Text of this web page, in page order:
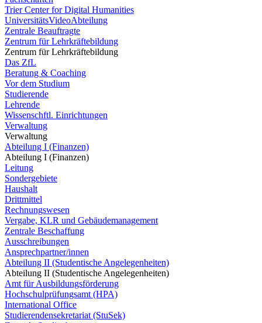
Trier Center for Digital Humanities
UniversitätsVideoAbteilung
Zentrale Beauftragte
Zentrum für Lehrkräftebildung
Zentrum für Lehrkräftebildung
Das ZfL
Beratung & Coaching
Vor dem Studium
Studierende
Lehrende
Wissenschftl. Einrichtungen
Verwaltung
Verwaltung
Abteilung I (Finanzen)
Abteilung I (Finanzen)
Leitung
Sondergebiete
Haushalt
Drittmittel
Rechnungswesen
Vergabe, KLR und Gebäudemanagement
Zentrale Beschaffung
Ausschreibungen
Ansprechpartner/innen
Abteilung II (Studentische Angelegenheiten)
Abteilung II (Studentische Angelegenheiten)
Amt für Ausbildungsförderung
Hochschulprüfungsamt (HPA)
International Office
Studierendensekretariat (StuSek)